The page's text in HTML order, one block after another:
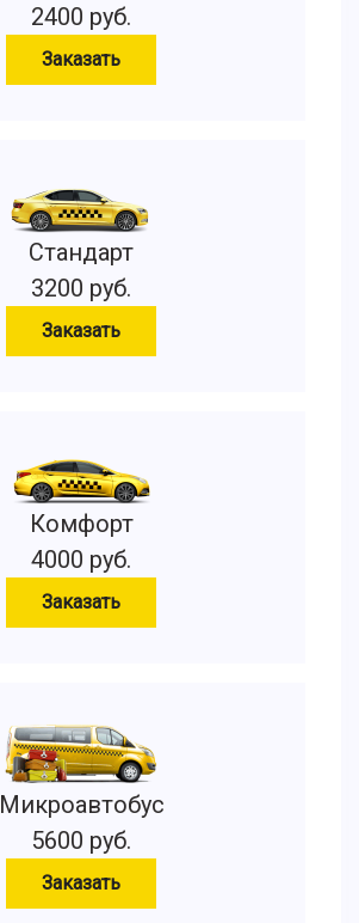
2400 руб.
Заказать
Стандарт
3200 руб.
Заказать
Комфорт
4000 руб.
Заказать
Микроавтобус
5600 руб.
Заказать